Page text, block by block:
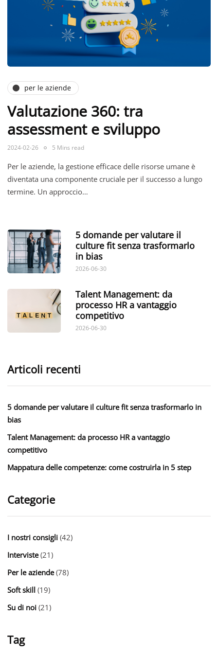
per le aziende
Valutazione 360: tra
assessment e sviluppo
2024-02-26 5 Mins read
Per le aziende, la gestione efficace delle risorse umane è
diventata una componente cruciale per il successo a lungo
termine. Un approccio…
5 domande per valutare il
culture fit senza trasformarlo
in bias
2026-06-30
Talent Management: da
processo HR a vantaggio
competitivo
2026-06-30
Articoli recenti
5 domande per valutare il culture fit senza trasformarlo in
bias
Talent Management: da processo HR a vantaggio
competitivo
Mappatura delle competenze: come costruirla in 5 step
Categorie
I nostri consigli (42)
Interviste(21)
Per le aziende(78)
Soft skill (19)
Su di noi (21)
Tag